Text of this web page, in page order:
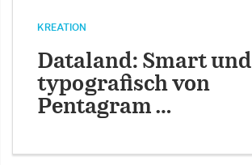
KREATION
Dataland: Smart und
typografisch von
Pentagram …